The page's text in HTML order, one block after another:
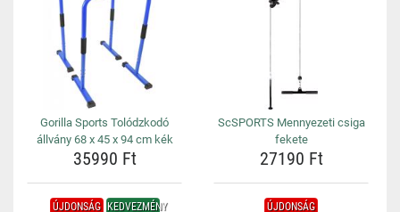
Gorilla Sports Tolódzkodó
állvány 68 x 45 x 94 cm kék
35990 Ft
ScSPORTS Mennyezeti csiga
fekete
27190 Ft
ÚJDONSÁG KEDVEZMÉNY ÚJDONSÁG